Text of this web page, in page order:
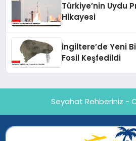
Türkiye’nin Uydu
Hikayesi
İngiltere’de Yeni
Fosil Keşfedildi
Seyahat Rehberiniz -